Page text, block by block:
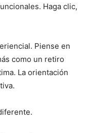
Haga clic,
Piense en
como un retiro
La orientación